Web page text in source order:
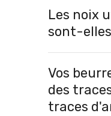
Les noix
sont-
Vos
des
traces